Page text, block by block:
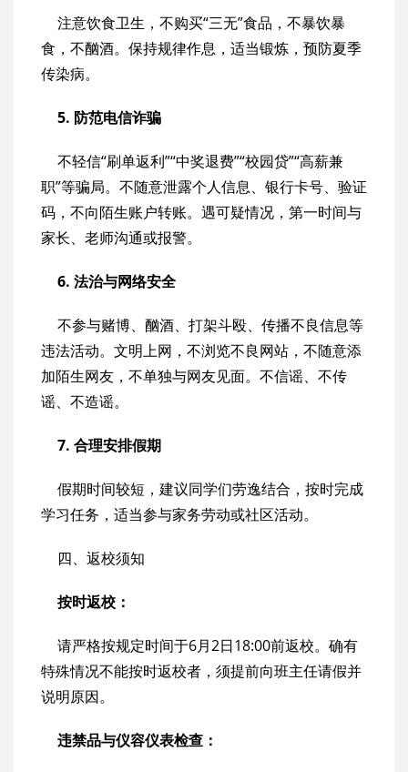
注意饮食卫生，不购买“三无”食品，不暴饮暴
食，不酗酒。保持规律作息，适当锻炼，预防夏季
传染病。
5. 防范电信诈骗
不轻信“刷单返利”“中奖退费”“校园贷”“高薪兼
职”等骗局。不随意泄露个人信息、银行卡号、验证
码，不向陌生账户转账。遇可疑情况，第一时间与
家长、老师沟通或报警。
6. 法治与网络安全
不参与赌博、酗酒、打架斗殴、传播不良信息等
违法活动。文明上网，不浏览不良网站，不随意添
加陌生网友，不单独与网友见面。不信谣、不传
谣、不造谣。
7. 合理安排假期
假期时间较短，建议同学们劳逸结合，按时完成
学习任务，适当参与家务劳动或社区活动。
四、返校须知
按时返校：
请严格按规定时间于6月2日18:00前返校。确有
特殊情况不能按时返校者，须提前向班主任请假并
说明原因。
违禁品与仪容仪表检查：